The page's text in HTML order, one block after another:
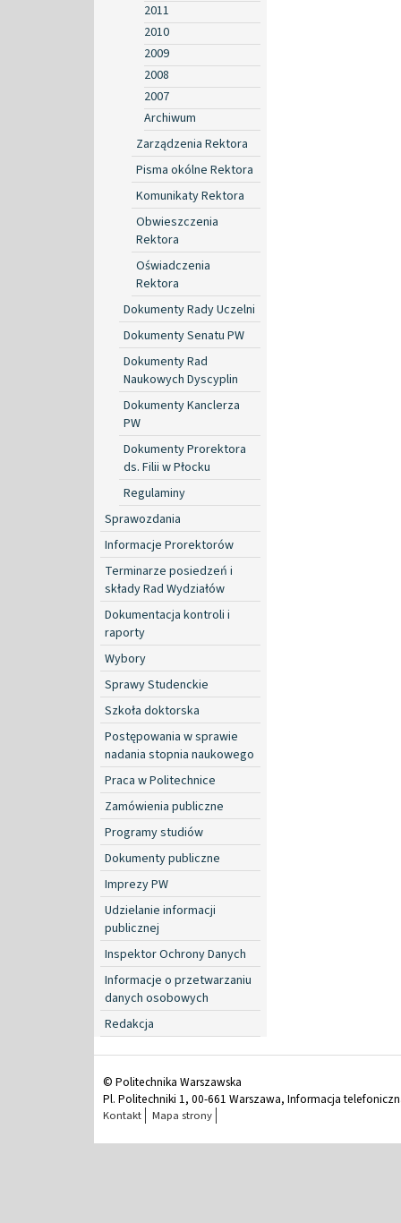
2011
2010
2009
2008
2007
Archiwum
Zarządzenia Rektora
Pisma okólne Rektora
Komunikaty Rektora
Obwieszczenia
Rektora
Oświadczenia
Rektora
Dokumenty Rady Uczelni
Dokumenty Senatu PW
Dokumenty Rad
Naukowych Dyscyplin
Dokumenty Kanclerza
PW
Dokumenty Prorektora
ds. Filii w Płocku
Regulaminy
Sprawozdania
Informacje Prorektorów
Terminarze posiedzeń i
składy Rad Wydziałów
Dokumentacja kontroli i
raporty
Wybory
Sprawy Studenckie
Szkoła doktorska
Postępowania w sprawie
nadania stopnia naukowego
Praca w Politechnice
Zamówienia publiczne
Programy studiów
Dokumenty publiczne
Imprezy PW
Udzielanie informacji
publicznej
Inspektor Ochrony Danych
Informacje o przetwarzaniu
danych osobowych
Redakcja
© Politechnika Warszawska
Pl. Politechniki 1, 00-661 Warszawa, Informacja
Kontakt Mapa strony